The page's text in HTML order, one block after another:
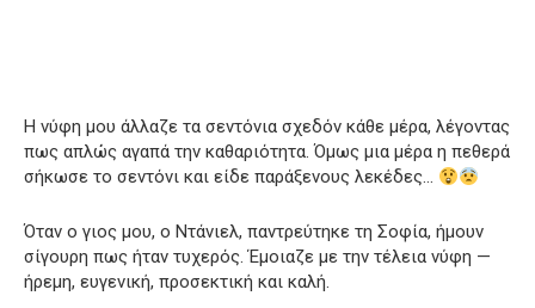
Η νύφη μου άλλαζε τα σεντόνια σχεδόν κάθε μέρα, λέγοντας
πως απλώς αγαπά την καθαριότητα. Όμως μια μέρα η πεθερά
σήκωσε το σεντόνι και είδε παράξενους λεκέδες…
Όταν ο γιος μου, ο Ντάνιελ, παντρεύτηκε τη Σοφία, ήμουν
σίγουρη πως ήταν τυχερός. Έμοιαζε με την τέλεια νύφη —
ήρεμη, ευγενική, προσεκτική και καλή.